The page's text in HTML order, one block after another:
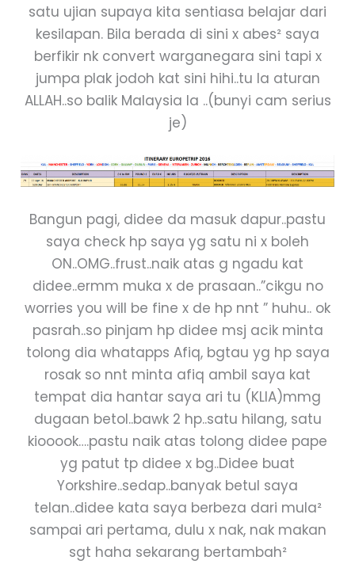
satu ujian supaya kita sentiasa belajar dari
kesilapan. Bila berada di sini x abes² saya
berfikir nk convert warganegara sini tapi x
jumpa plak jodoh kat sini hihi..tu la aturan
ALLAH..so balik Malaysia la ..(bunyi cam serius
je)
Bangun pagi, didee da masuk dapur..pastu
saya check hp saya yg satu ni x boleh
ON..OMG..frust..naik atas g ngadu kat
didee..ermm muka x de prasaan..”cikgu no
worries you will be fine x de hp nnt ” huhu.. ok
pasrah..so pinjam hp didee msj acik minta
tolong dia whatapps Afiq, bgtau yg hp saya
rosak so nnt minta afiq ambil saya kat
tempat dia hantar saya ari tu (KLIA)mmg
dugaan betol..bawk 2 hp..satu hilang, satu
kiooook….pastu naik atas tolong didee pape
yg patut tp didee x bg..Didee buat
Yorkshire..sedap..banyak betul saya
telan..didee kata saya berbeza dari mula²
sampai ari pertama, dulu x nak, nak makan
sgt haha sekarang bertambah²